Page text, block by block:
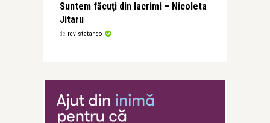
Suntem făcuţi din lacrimi – Nicoleta
Jitaru
de revistatango